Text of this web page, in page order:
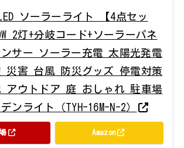
LED ソーラーライト 【4点セッ
2灯+分岐コード+ソーラーパネ
サー ソーラー充電 太陽光発電
災害 台風 防災グッズ 停電対策
アウトドア 庭 おしゃれ 駐車場
ンライト（TYH-16M-N-2）
Amazon